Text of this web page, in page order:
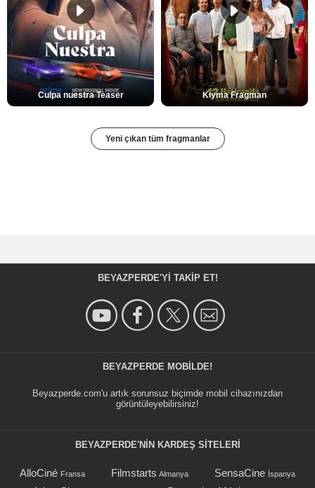
Culpa nuestra Teaser Kıyma Fragman
Yeni çıkan tüm fragmanlar
BEYAZPERDE'YI TAKIP ET!
BEYAZPERDE MOBILDE!
Beyazperde.com'u artık sorunsuz biçimde mobil cihazınızdan
görüntüleyebilirsiniz!
BEYAZPERDE'NIN KARDEŞ SİTELERİ
AlloCiné Fransa Filmstarts Almanya SensaCine İspanya